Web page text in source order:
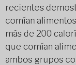
recientes
comían
más de 200
que comían
ambos grupos